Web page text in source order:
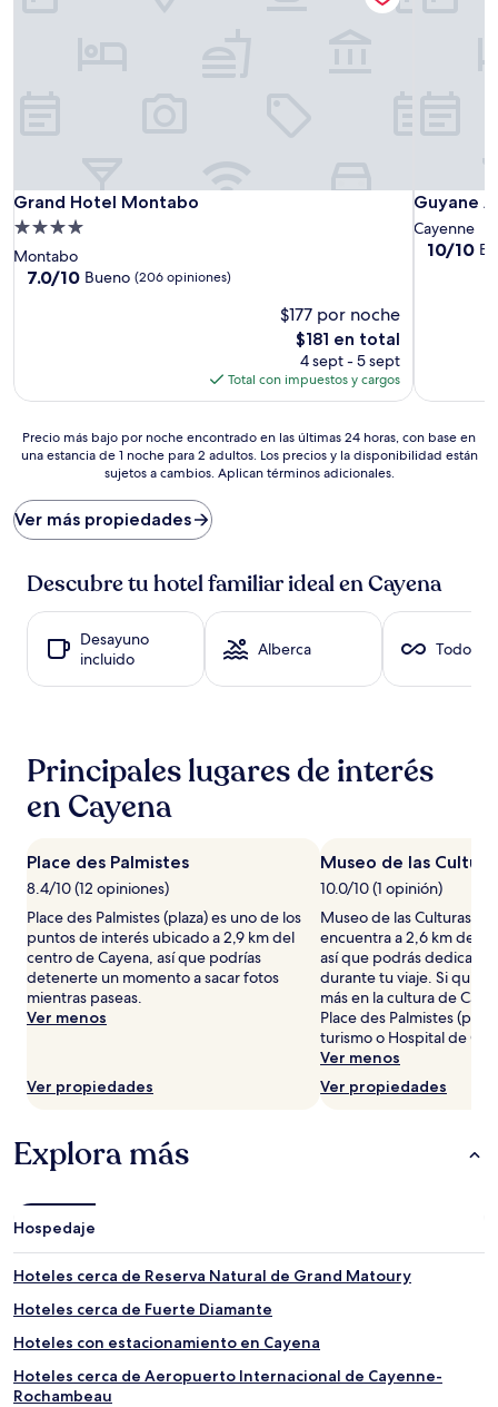
Grand Hotel Montabo
Grand Hotel Montabo
Propiedad
de
4.0
Montabo
7.0
7.0/10 Bueno (206 opiniones)
$177 por noche
El
precio
actual
es
$181
$181 en total
4 sept - 5 sept
Total con impuestos y cargos
Guyane
Guyane
Cayenne
10.0
10/10
Precio
más
por
noche
encontrado
las
últimas
24
horas,
base
de
noche
para
adultos.
precios
disponibilidad
están
sujetos
términos
adicionales.
Precio más bajo por noche encontrado en las últimas 24 horas, con base en
una estancia de 1 noche para 2 adultos. Los precios y la disponibilidad están
sujetos a cambios. Aplican términos adicionales.
Ver más propiedades
Descubre tu hotel familiar ideal en Cayena
Desayuno
incluido
Alberca Todo
Principales lugares de interés
en Cayena
Place des Palmistes
8.4/10 (12 opiniones)
Place des Palmistes (plaza) es uno de los
puntos de interés ubicado a 2,9 km del
centro de Cayena, así que podrías
detenerte un momento a sacar fotos
mientras paseas.
Ver menos
Ver propiedades
Museo de las
10.0/10 (1 opinión)
Museo de las Culturas
encuentra a 2,6 km del
así que podrás dedicarle
durante tu viaje. Si
más en la cultura de
Place des Palmistes
turismo o Hospital de
Ver menos
Ver propiedades
Explora más
Hospedaje
Hoteles cerca de Reserva Natural de Grand Matoury
Hoteles cerca de Fuerte Diamante
Hoteles con estacionamiento en Cayena
Hoteles cerca de Aeropuerto Internacional de Cayenne-
Rochambeau